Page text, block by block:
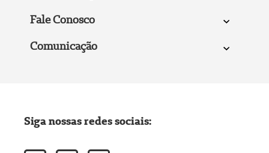
Fale Conosco
Comunicação
Siga nossas redes sociais: